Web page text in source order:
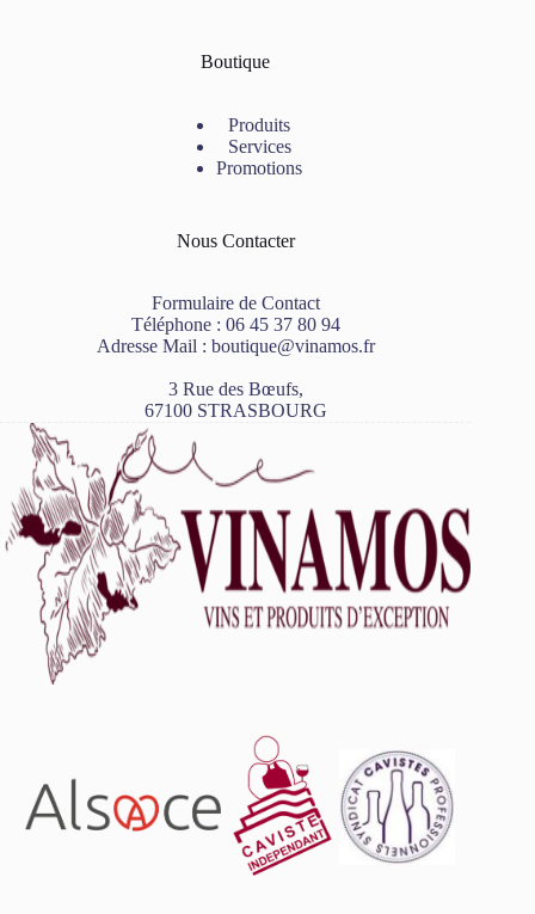
Boutique
Produits
Services
Promotions
Nous Contacter
Formulaire de Contact
Téléphone : 06 45 37 80 94
Adresse Mail : boutique@vinamos.fr
3 Rue des Bœufs,
67100 STRASBOURG